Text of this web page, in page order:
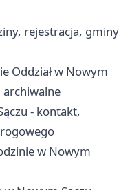
rejestracja, gminy
Oddział w Nowym
archiwalne
- kontakt,
w Nowym